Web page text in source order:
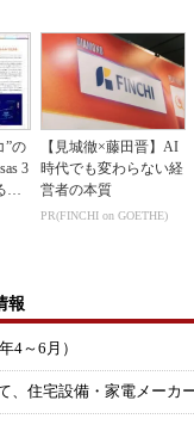
”の
3
作
【見城徹×藤田晋】AI
時代でも変わらない経
営者の本質
PR(FINCHI on GOETHE)
報
4～6月）
、住宅設備・家電メーカ